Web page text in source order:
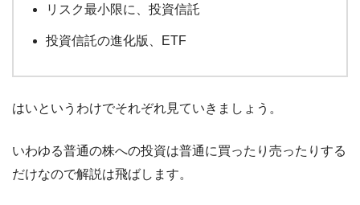
リスク最小限に、投資信託
投資信託の進化版、ETF
はいというわけでそれぞれ見ていきましょう。
いわゆる普通の株への投資は普通に買ったり売ったりする
だけなので解説は飛ばします。